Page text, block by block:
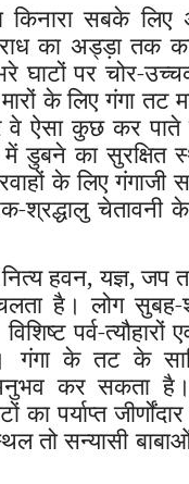
किनारा सबके
का अड्ड़ा
घाटों पर चोर-
के लिए गंगा तट
वे ऐसा कुछ कर पाते
डुबने का सुरक्षित
के लिए गंगाजी
श्रद्धालु चेतावनी
हवन, यज्ञ, जप
है। लोग
पर्व-
गंगा के तट के
कर सकता
का पर्याप्त
तो सन्यासी